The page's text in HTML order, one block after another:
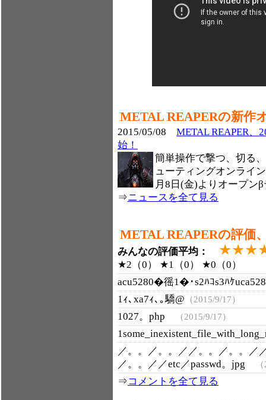
METAL REAPERの新作
2015/05/08 METAL REAPER、
始！
簡単操作で撃つ、切る
ューティングオンライ
月8日(金)よりオープン
⇒ニュースを全て見る
METAL REAPERの評価
みんなの評価平均：
★2（0） ★1（0） ★0（0）
acu5280�徭1�･s2ﾊｺs3ﾊｹ
1ｨ､xa7ｨ､｡驕@ （2015/9/17）
1027。php （2015/9/17）
／。。／。。／／。。／。。／
／。。／／etc／passwd。jpg
⇒コメントを全て見る